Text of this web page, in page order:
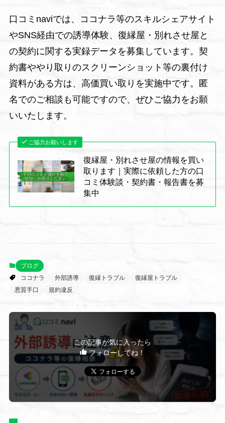
口コミnaviでは、ココナラ等のスキルシェアサイト
やSNS経由での誘導体験、復縁屋・別れさせ屋と
の契約に関する実録データを募集しています。契
約書ややり取りのスクリーンショット等の裏付け
資料がある方は、高価買い取りを実施中です。匿
名でのご相談も可能ですので、ぜひご協力をお願
いいたします。
ご協力お願いします
復縁屋・別れさせ屋の情報を買い
取ります｜実際に依頼した方の口
コミ体験談・契約書・報告書を募
集中
ブログ
ココナラ
外部誘導 復縁トラブル
復縁屋トラブル
悪質手口
規約違反
この記事が気に入ったら
フォローしてね！